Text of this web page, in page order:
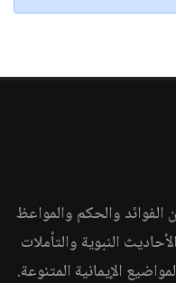
والحكم والمواعظ
النبوية والتأملات
الإيمانية المتنوعة.